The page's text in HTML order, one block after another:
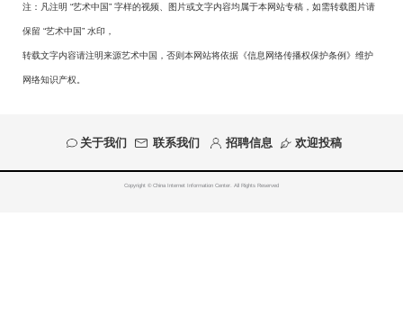
注：凡注明 “艺术中国” 字样的视频、图片或文字内容均属于本网站专稿，如需转载图片请
保留 “艺术中国” 水印，
转载文字内容请注明来源艺术中国，否则本网站将依据《信息网络传播权保护条例》维护
网络知识产权。
关于我们 联系我们 招聘信息 欢迎投稿
Copyright © China Internet Information Center. All Rights Reserved